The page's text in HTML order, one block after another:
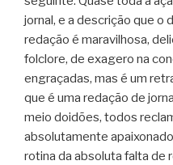
jornal, e a descrição que o
redação é maravilhosa,
folclore, de exagero na
engraçadas, mas é um
que é uma redação de
meio doidões, todos
absolutamente
rotina da absoluta falta de